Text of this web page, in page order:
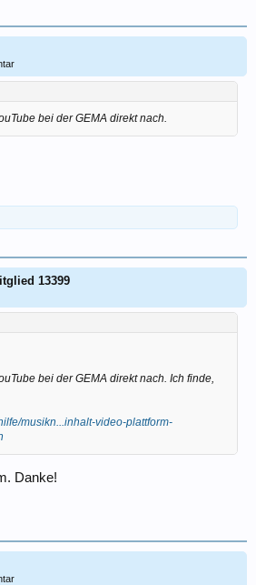
bei der GEMA direkt nach.
13399
bei der GEMA direkt nach. Ich finde,
musikn...inhalt-video-plattform-
Danke!